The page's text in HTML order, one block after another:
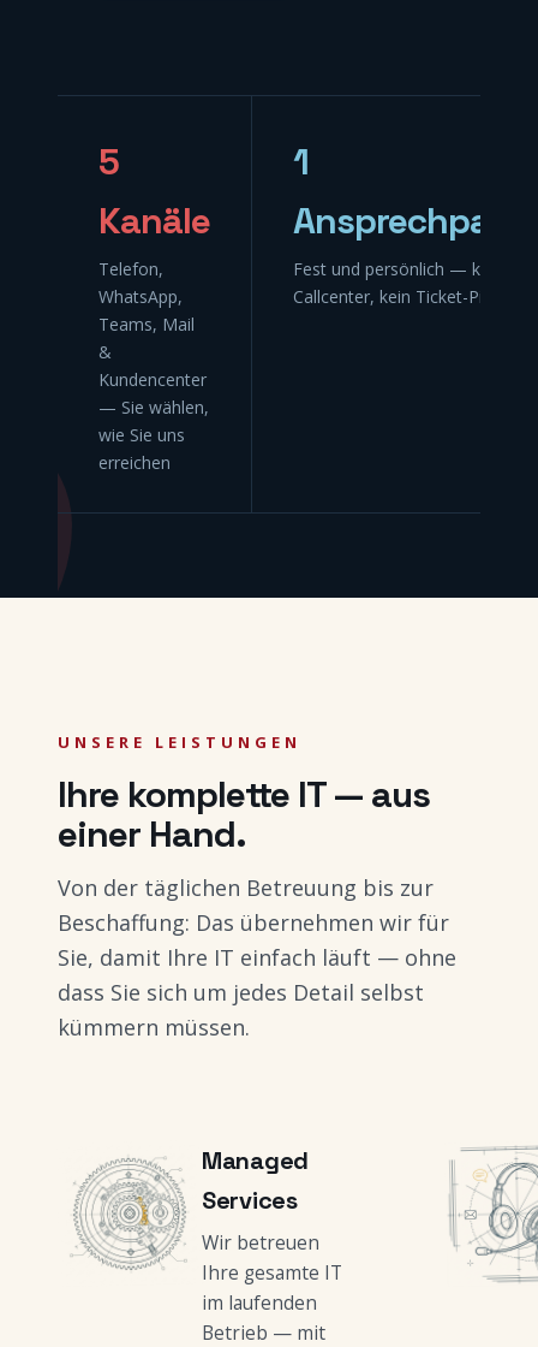
5
Kanäle
Telefon,
WhatsApp,
Teams, Mail
&
Kundencenter
— Sie wählen,
wie Sie uns
erreichen
1
Fest und persönlich — kein
Callcenter, kein Ticket-Ping-
UNSERE LEISTUNGEN
Ihre komplette IT — aus
einer Hand.
Von der täglichen Betreuung bis zur
Beschaffung: Das übernehmen wir für
Sie, damit Ihre IT einfach läuft — ohne
dass Sie sich um jedes Detail selbst
kümmern müssen.
Managed
Services
Wir betreuen
Ihre gesamte IT
im laufenden
Betrieb — mit